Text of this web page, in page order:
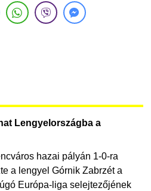
Lengyelországba a
hazai pályán 1-0-ra
a lengyel Górnik Zabrzét a
Európa-liga selejtezőjének